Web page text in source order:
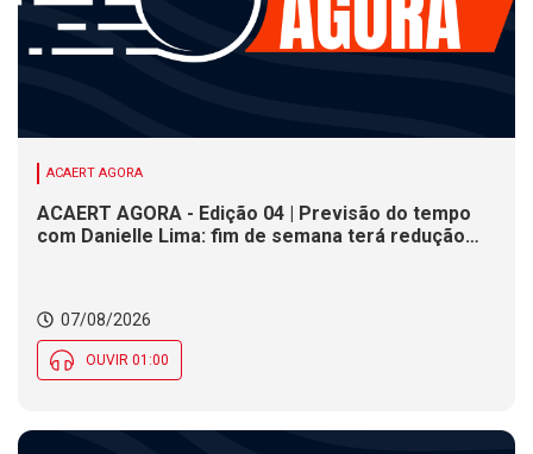
ACAERT AGORA
ACAERT AGORA - Edição 04 | Previsão do tempo
com Danielle Lima: fim de semana terá redução
07/08/2026
OUVIR 01:00